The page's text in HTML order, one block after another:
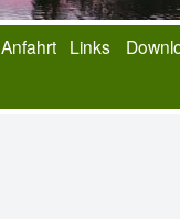
Anfahrt Links